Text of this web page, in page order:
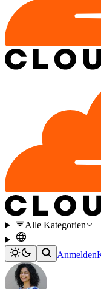
Alle Kategorien
Anmelden